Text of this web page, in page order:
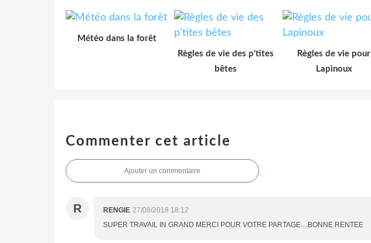
Météo dans la forêt
Règles de vie des p'tites
bêtes
Règles de vie pour
Lapinoux
Commenter cet article
Ajouter un commentaire
R RENGIE 27/08/2018 18:12
SUPER TRAVAIL IN GRAND MERCI POUR VOTRE PARTAGE....BONNE RENTEE